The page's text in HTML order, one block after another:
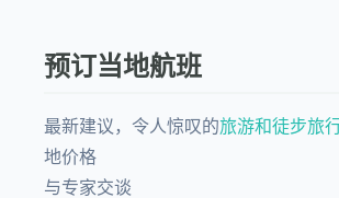
预订当地航班
最新建议，令人惊叹的旅游和徒步旅
地价格
与专家交谈